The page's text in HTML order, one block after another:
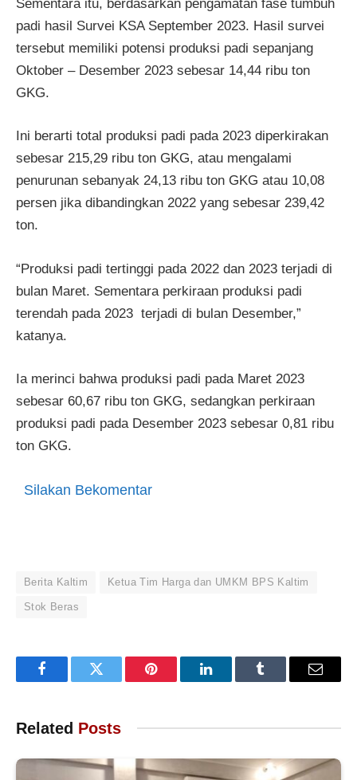
Sementara itu, berdasarkan pengamatan fase tumbuh
padi hasil Survei KSA September 2023. Hasil survei
tersebut memiliki potensi produksi padi sepanjang
Oktober – Desember 2023 sebesar 14,44 ribu ton
GKG.
Ini berarti total produksi padi pada 2023 diperkirakan
sebesar 215,29 ribu ton GKG, atau mengalami
penurunan sebanyak 24,13 ribu ton GKG atau 10,08
persen jika dibandingkan 2022 yang sebesar 239,42
ton.
“Produksi padi tertinggi pada 2022 dan 2023 terjadi di
bulan Maret. Sementara perkiraan produksi padi
terendah pada 2023 terjadi di bulan Desember,”
katanya.
Ia merinci bahwa produksi padi pada Maret 2023
sebesar 60,67 ribu ton GKG, sedangkan perkiraan
produksi padi pada Desember 2023 sebesar 0,81 ribu
ton GKG.
Silakan Bekomentar
Berita Kaltim Ketua Tim Harga dan UMKM BPS Kaltim
Stok Beras
FacebookTwitter Pinterest LinkedInTumblr Email
Related Posts